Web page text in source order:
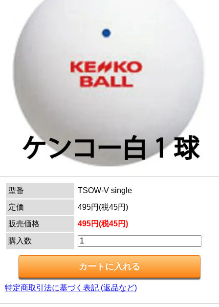
型番
TSOW-V single
定価
495円(税45円)
販売価格
495円(税45円)
購入数
特定商取引法に基づく表記 (返品など)